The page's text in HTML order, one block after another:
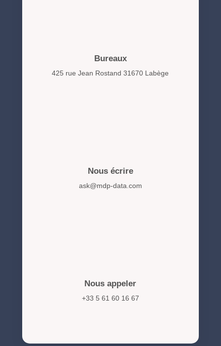
Bureaux
425 rue Jean Rostand 31670 Labège
Nous écrire
ask@mdp-data.com
Nous appeler
+33 5 61 60 16 67